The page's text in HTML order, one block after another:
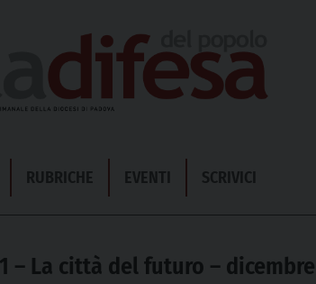
RUBRICHE EVENTI SCRIVICI
– La città del futuro –